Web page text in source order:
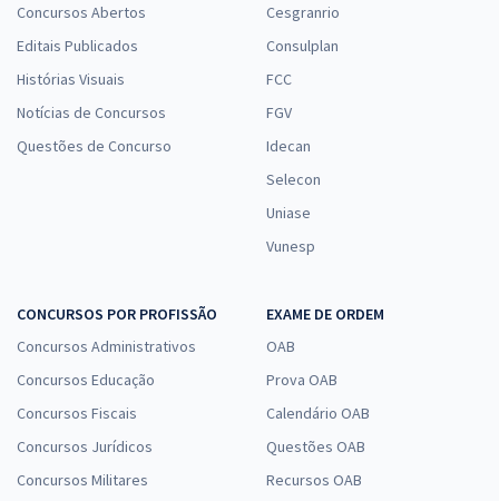
Concursos Abertos
Editais Publicados
Histórias Visuais
Notícias de Concursos
Questões de Concurso
Cesgranrio
Consulplan
FCC
FGV
Idecan
Selecon
Uniase
Vunesp
CONCURSOS POR PROFISSÃO
Concursos Administrativos
Concursos Educação
Concursos Fiscais
Concursos Jurídicos
Concursos Militares
EXAME DE ORDEM
OAB
Prova OAB
Calendário OAB
Questões OAB
Recursos OAB